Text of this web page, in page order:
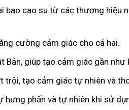
bao cao su từ các thương hiệu
cường cảm giác cho cả hai.
Bản, giúp tạo cảm giác gần
trội, tạo cảm giác tự nhiên và
hưng phấn và tự nhiên khi sử